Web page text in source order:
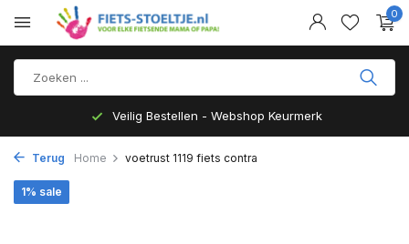
0
Veilig Bestellen - Webshop Keurmerk
Terug Home voetrust 1119 fiets contra
1% sale